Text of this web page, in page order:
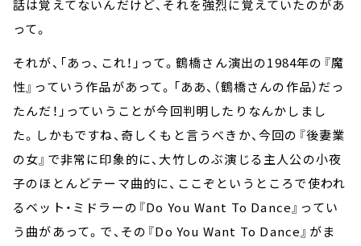
話は覚えてないんだけど、それを強烈に覚えていたのがあ
って。
それが、「あっ、これ！」って。鶴橋さん演出の1984年の『魔
性』っていう作品があって。「ああ、（鶴橋さんの作品）だっ
たんだ！」っていうことが今回判明したりなんかしまし
た。しかもですね、奇しくもと言うべきか、今回の『後妻業
の女』で非常に印象的に、大竹しのぶ演じる主人公の小夜
子のほとんどテーマ曲的に、ここぞというところで使われ
るベット・ミドラーの『Do You Want To Dance』ってい
う曲があって。で、その『Do You Want To Dance』がま